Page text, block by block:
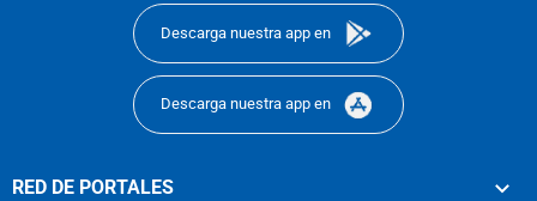
Descarga nuestra app en
Descarga nuestra app en
RED DE PORTALES